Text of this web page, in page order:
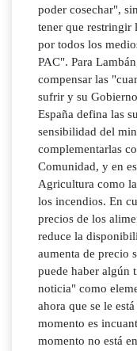
poder cosechar",
tener que
por todos los
PAC". Para
compensar las
sufrir y su
España defina las
sensibilidad del
complementarlas
Comunidad, y en
Agricultura como
los incendios. En
precios de los
reduce la
aumenta de precio
puede haber algún
noticia" como
ahora que se le
momento es
momento no está